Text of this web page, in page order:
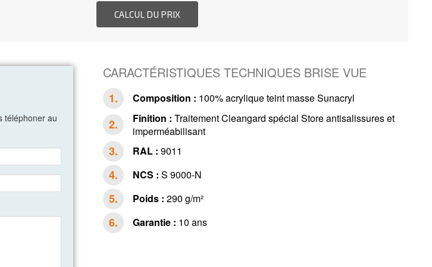
téléphoner au
CARACTÉRISTIQUES TECHNIQUES BRISE VUE
Composition : 100% acrylique teint masse Sunacryl
Finition : Traitement Cleangard spécial Store antisalissures et
imperméabilisant
RAL : 9011
NCS : S 9000-N
Poids : 290 g/m²
Garantie : 10 ans